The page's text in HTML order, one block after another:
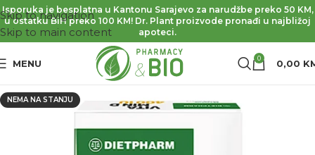
Skip to navigation
Skip to main content
Isporuka je besplatna u Kantonu Sarajevo za narudžbe preko 50 KM,
u ostatku BiH preko 100 KM! Dr. Plant proizvode pronađi u najbližoj
apoteci.
MENU 0 0,00
NEMA NA STANJU